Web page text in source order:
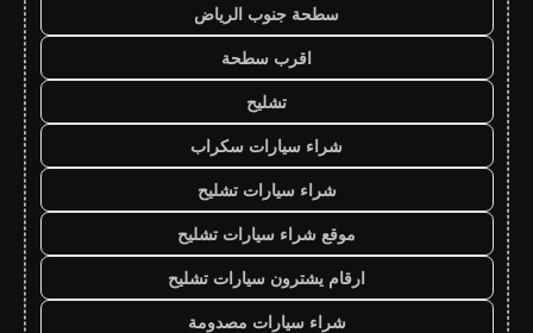
سطحة جنوب الرياض
اقرب سطحة
تشليح
شراء سيارات سكراب
شراء سيارات تشليح
موقع شراء سيارات تشليح
ارقام يشترون سيارات تشليح
شراء سيارات مصدومة